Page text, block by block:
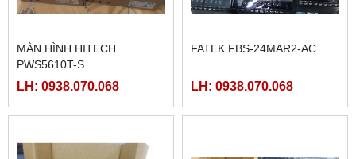
MÀN HÌNH HITECH
PWS5610T-S
LH: 0938.070.068
FATEK FBS-24MAR2-AC
LH: 0938.070.068